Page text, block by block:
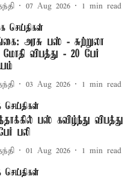
07 Aug 2026 1 min read
செய்திகள்
அரசு பஸ் - சுற்றுலா
விபத்து - 20 பேர்
03 Aug 2026 1 min read
செய்திகள்
பஸ் கவிழ்ந்து விபத்து
பலி
01 Aug 2026 1 min read
செய்திகள்